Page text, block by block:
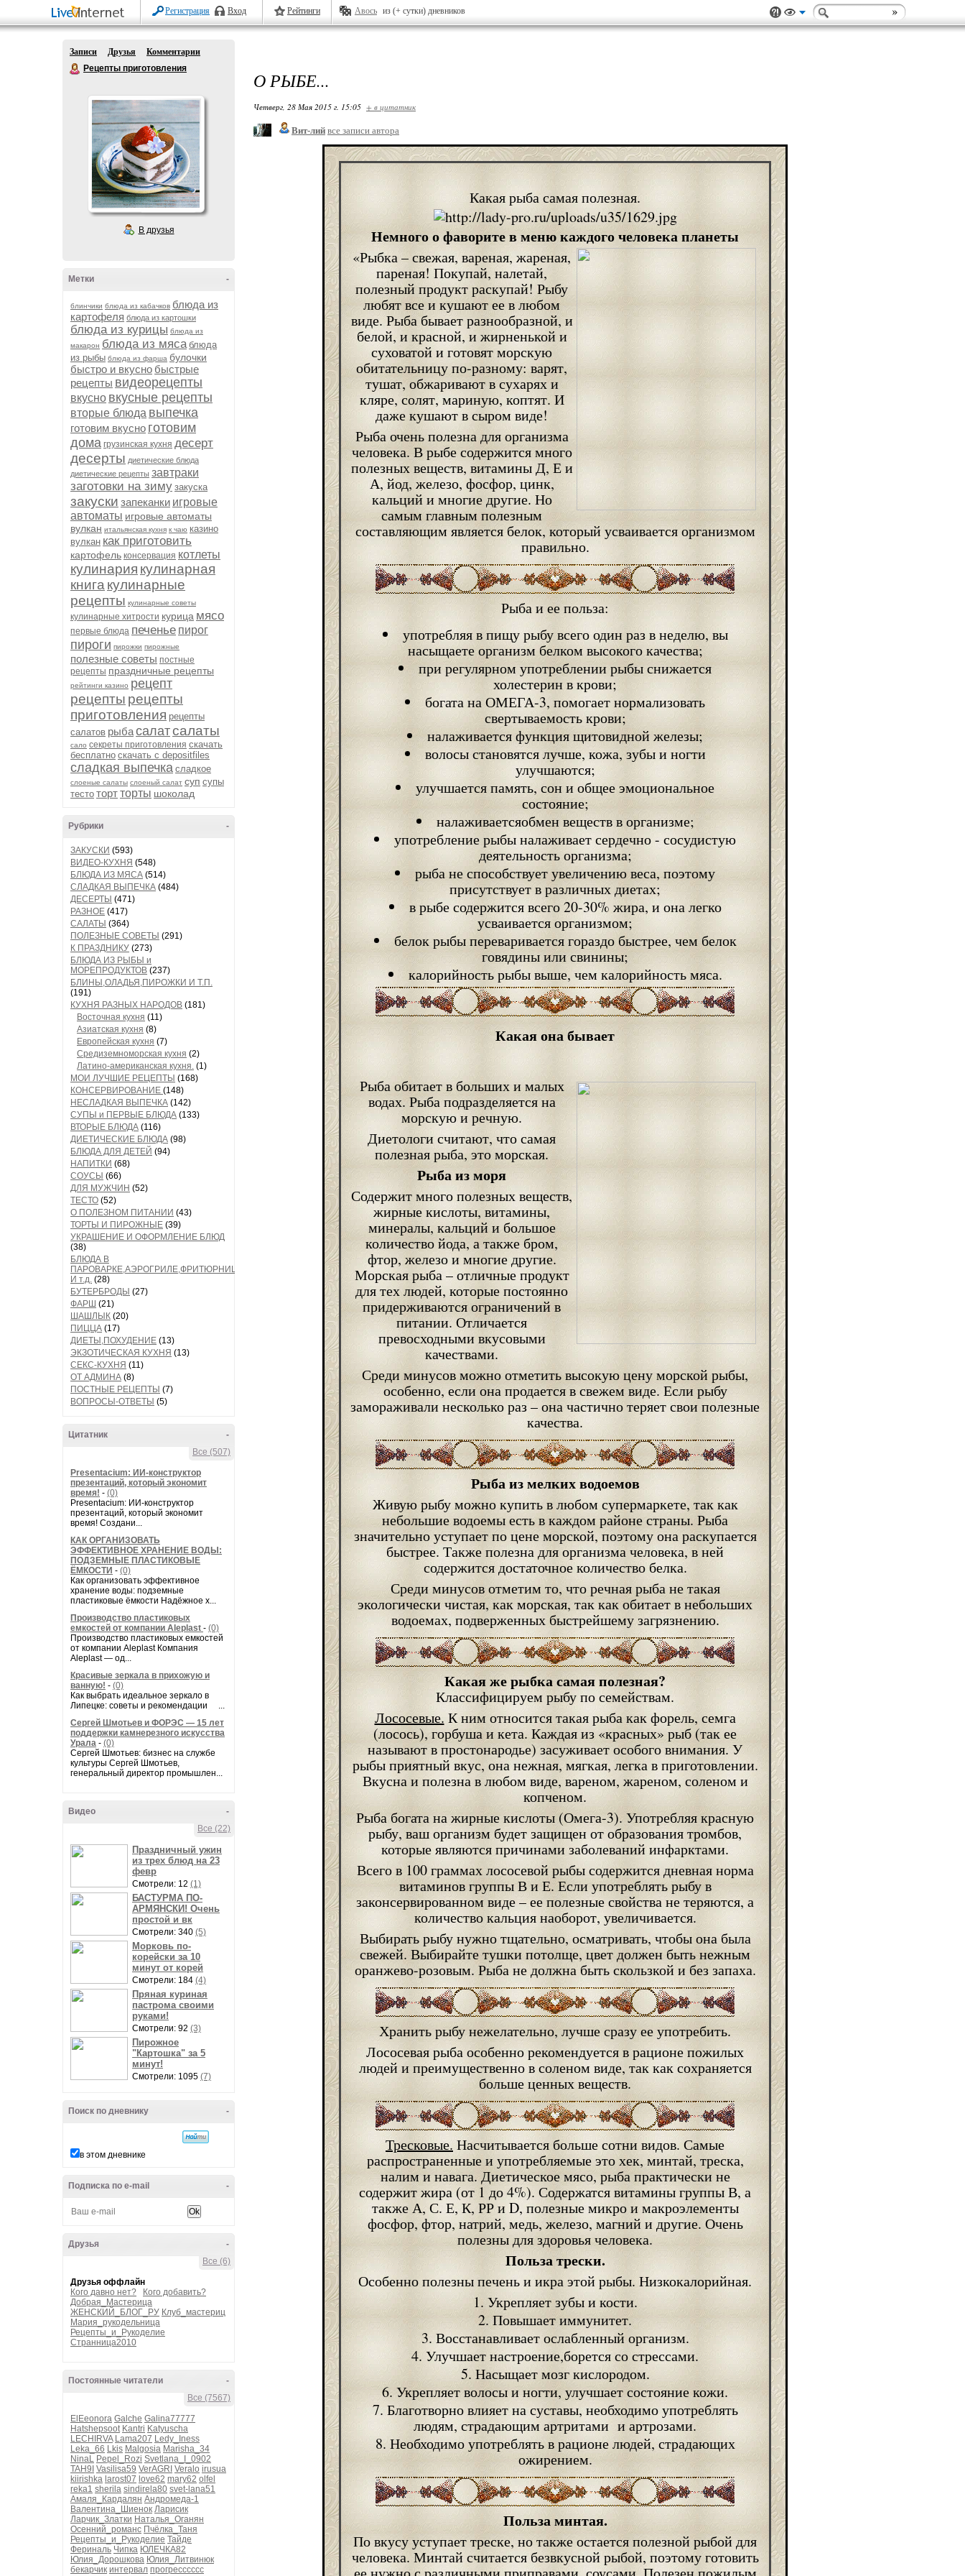
Регистрация Вход Рейтинги Авось из (+ сутки) дневников
Записи Друзья
Комментарии
Рецепты приготовления
В друзья
-
Метки
блинчики блюда из кабачков блюда из
картофеля блюда из картошки
блюда из курицы блюда из
макарон блюда из мяса блюда
из рыбы блюда из фарша булочки
быстро и вкусно быстрые
рецепты видеорецепты
вкусно вкусные рецепты
вторые блюда выпечка
готовим вкусно готовим
дома грузинская кухня десерт
десерты диетические блюда
диетические рецепты завтраки
заготовки на зиму закуска
закуски запеканки игровые
автоматы игровые автоматы
вулкан итальянская кухня к чаю казино
вулкан как приготовить
картофель консервация котлеты
кулинария кулинарная
книга кулинарные
рецепты кулинарные советы
кулинарные хитрости курица мясо
первые блюда печенье пирог
пироги пирожки пирожные
полезные советы постные
рецепты праздничные рецепты
рейтинги казино рецепт
рецепты рецепты
приготовления рецепты
салатов рыбасалатсалаты
сало секреты приготовления скачать
бесплатно скачать с depositfiles
сладкая выпечка сладкое
слоеные салаты слоеный салат суп супы
тесто тортторты шоколад
-
Рубрики
ЗАКУСКИ (593)
ВИДЕО-КУХНЯ (548)
БЛЮДА ИЗ МЯСА (514)
СЛАДКАЯ ВЫПЕЧКА (484)
ДЕСЕРТЫ (471)
РАЗНОЕ (417)
САЛАТЫ (364)
ПОЛЕЗНЫЕ СОВЕТЫ (291)
К ПРАЗДНИКУ (273)
БЛЮДА ИЗ РЫБЫ и
МОРЕПРОДУКТОВ (237)
БЛИНЫ,ОЛАДЬЯ,ПИРОЖКИ И Т.П.
(191)
КУХНЯ РАЗНЫХ НАРОДОВ (181)
Восточная кухня (11)
Азиатская кухня (8)
Европейская кухня (7)
Средиземноморская кухня (2)
Латино-американская кухня. (1)
МОИ ЛУЧШИЕ РЕЦЕПТЫ (168)
КОНСЕРВИРОВАНИЕ (148)
НЕСЛАДКАЯ ВЫПЕЧКА (142)
СУПЫ и ПЕРВЫЕ БЛЮДА (133)
ВТОРЫЕ БЛЮДА (116)
ДИЕТИЧЕСКИЕ БЛЮДА (98)
БЛЮДА ДЛЯ ДЕТЕЙ (94)
НАПИТКИ (68)
СОУСЫ (66)
ДЛЯ МУЖЧИН (52)
ТЕСТО (52)
О ПОЛЕЗНОМ ПИТАНИИ (43)
ТОРТЫ И ПИРОЖНЫЕ (39)
УКРАШЕНИЕ И ОФОРМЛЕНИЕ БЛЮД
(38)
БЛЮДА В
ПАРОВАРКЕ,АЭРОГРИЛЕ,ФРИТЮРНИЦЕ
И т.д. (28)
БУТЕРБРОДЫ (27)
ФАРШ (21)
ШАШЛЫК (20)
ПИЦЦА (17)
ДИЕТЫ,ПОХУДЕНИЕ (13)
ЭКЗОТИЧЕСКАЯ КУХНЯ (13)
СЕКС-КУХНЯ (11)
ОТ АДМИНА (8)
ПОСТНЫЕ РЕЦЕПТЫ (7)
ВОПРОСЫ-ОТВЕТЫ (5)
-
Цитатник
Все (507)
Presentacium: ИИ‑конструктор
презентаций, который экономит
время! - (0)
Presentacium: ИИ‑конструктор
презентаций, который экономит
время! Создани...
КАК ОРГАНИЗОВАТЬ
ЭФФЕКТИВНОЕ ХРАНЕНИЕ ВОДЫ:
ПОДЗЕМНЫЕ ПЛАСТИКОВЫЕ
ЁМКОСТИ - (0)
Как организовать эффективное
хранение воды: подземные
пластиковые ёмкости Надёжное х...
Производство пластиковых
емкостей от компании Aleplast - (0)
Производство пластиковых емкостей
от компании Aleplast Компания
Aleplast — од...
Красивые зеркала в прихожую и
ванную! - (0)
Как выбрать идеальное зеркало в
Липецке: советы и рекомендации ...
Сергей Шмотьев и ФОРЭС — 15 лет
поддержки камнерезного искусства
Урала - (0)
Сергей Шмотьев: бизнес на службе
культуры Сергей Шмотьев,
генеральный директор промышлен...
-
Видео
Все (22)
Праздничный ужин
из трех блюд на 23
февр
Смотрели: 12 (1)
БАСТУРМА ПО-
АРМЯНСКИ! Очень
простой и вк
Смотрели: 340 (5)
Морковь по-
корейски за 10
минут от корей
Смотрели: 184 (4)
Пряная куриная
пастрома своими
руками!
Смотрели: 92 (3)
Пирожное
"Картошка" за 5
минут!
Смотрели: 1095 (7)
-
Поиск по дневнику
в этом дневнике
-
Подписка по e-mail
-
Друзья
Все (6)
Друзья оффлайн
Кого давно нет?
Кого добавить?
Добрая_Мастерица
ЖЕНСКИЙ_БЛОГ_РУ Клуб_мастериц
Мария_рукодельница
Рецепты_и_Рукоделие
Странница2010
-
Постоянные читатели
Все (7567)
ElEeonora Galche Galina77777
Hatshepsoot Kantri Katyuscha
LECHIRVA Lama207 Ledy_Iness
Leka_66 Lkis Malgosia Marisha_34
NinaL Pepel_Rozi Svetlana_I_0902
TAH9I Vasilisa59 VerAGRI Veralo irusua
kiirishka larost07 love62 mary62 olfel
reka1 sherila sindirela80 svet-lana51
Амаля_Кардалян Андромеда-1
Валентина_Шиенок Ларисик
Ларчик_Златки Наталья_Оганян
Осенний_романс Пчёлка_Таня
Рецепты_и_Рукоделие Тайде
Фериналь Чипка ЮЛЕЧКА82
Юлия_Дорошкова Юлия_Литвинюк
бекарчик интервал прогресссссс
О РЫБЕ...
Четверг, 28 Мая 2015 г. 15:05 + в цитатник
Вит-лий все записи автора
Какая рыба самая полезная.
Немного о фаворите в меню каждого человека планеты
«Рыбка – свежая, вареная, жареная,
пареная! Покупай, налетай,
полезный продукт раскупай! Рыбу
любят все и кушают ее в любом
виде. Рыба бывает разнообразной, и
белой, и красной, и жирненькой и
суховатой и готовят морскую
обитательницу по-разному: варят,
тушат, обжаривают в сухарях и
кляре, солят, мариную, коптят. И
даже кушают в сыром виде!
Рыба очень полезна для организма
человека. В рыбе содержится много
полезных веществ, витамины Д, Е и
А, йод, железо, фосфор, цинк,
кальций и многие другие. Но
самым главным полезным
составляющим является белок, который усваивается организмом
правильно.
Рыба и ее польза:
употребляя в пищу рыбу всего один раз в неделю, вы
насыщаете организм белком высокого качества;
при регулярном употреблении рыбы снижается
холестерин в крови;
богата на ОМЕГА-3, помогает нормализовать
свертываемость крови;
налаживается функция щитовидной железы;
волосы становятся лучше, кожа, зубы и ногти
улучшаются;
улучшается память, сон и общее эмоциональное
состояние;
налаживаетсяобмен веществ в организме;
употребление рыбы налаживает сердечно - сосудистую
деятельность организма;
рыба не способствует увеличению веса, поэтому
присутствует в различных диетах;
в рыбе содержится всего 20-30% жира, и она легко
усваивается организмом;
белок рыбы переваривается гораздо быстрее, чем белок
говядины или свинины;
калорийность рыбы выше, чем калорийность мяса.
Какая она бывает
Рыба обитает в больших и малых
водах. Рыба подразделяется на
морскую и речную.
Диетологи считают, что самая
полезная рыба, это морская.
Рыба из моря
Содержит много полезных веществ,
жирные кислоты, витамины,
минералы, кальций и большое
количество йода, а также бром,
фтор, железо и многие другие.
Морская рыба – отличные продукт
для тех людей, которые постоянно
придерживаются ограничений в
питании. Отличается
превосходными вкусовыми
качествами.
Среди минусов можно отметить высокую цену морской рыбы,
особенно, если она продается в свежем виде. Если рыбу
замораживали несколько раз – она частично теряет свои полезные
качества.
Рыба из мелких водоемов
Живую рыбу можно купить в любом супермаркете, так как
небольшие водоемы есть в каждом районе страны. Рыба
значительно уступает по цене морской, поэтому она раскупается
быстрее. Также полезна для организма человека, в ней
содержится достаточное количество белка.
Среди минусов отметим то, что речная рыба не такая
экологически чистая, как морская, так как обитает в небольших
водоемах, подверженных быстрейшему загрязнению.
Какая же рыбка самая полезная?
Классифицируем рыбу по семействам.
Лососевые. К ним относится такая рыба как форель, семга
(лосось), горбуша и кета. Каждая из «красных» рыб (так ее
называют в простонародье) засуживает особого внимания. У
рыбы приятный вкус, она нежная, мягкая, легка в приготовлении.
Вкусна и полезна в любом виде, вареном, жареном, соленом и
копченом.
Рыба богата на жирные кислоты (Омега-3). Употребляя красную
рыбу, ваш организм будет защищен от образования тромбов,
которые являются причинами заболеваний инфарктами.
Всего в 100 граммах лососевой рыбы содержится дневная норма
витаминов группы В и Е. Если употреблять рыбу в
законсервированном виде – ее полезные свойства не теряются, а
количество кальция наоборот, увеличивается.
Выбирать рыбу нужно тщательно, осматривать, чтобы она была
свежей. Выбирайте тушки потолще, цвет должен быть нежным
оранжево-розовым. Рыба не должна быть скользкой и без запаха.
Хранить рыбу нежелательно, лучше сразу ее употребить.
Лососевая рыба особенно рекомендуется в рационе пожилых
людей и преимущественно в соленом виде, так как сохраняется
больше ценных веществ.
Тресковые. Насчитывается больше сотни видов. Самые
распространенные и употребляемые это хек, минтай, треска,
налим и навага. Диетическое мясо, рыба практически не
содержит жира (от 1 до 4%). Содержатся витамины группы В, а
также А, С. Е, К, РР и D, полезные микро и макроэлементы
фосфор, фтор, натрий, медь, железо, магний и другие. Очень
полезны для здоровья человека.
Польза трески.
Особенно полезны печень и икра этой рыбы. Низкокалорийная.
Укрепляет зубы и кости.
Повышает иммунитет.
Восстанавливает ослабленный организм.
Улучшает настроение,борется со стрессами.
Насыщает мозг кислородом.
Укрепляет волосы и ногти, улучшает состояние кожи.
Благотворно влияет на суставы, необходимо употреблять
людям, страдающим артритами и артрозами.
Необходимо употреблять в рационе людей, страдающих
ожирением.
Польза минтая.
По вкусу уступает треске, но также остается полезной рыбой для
человека. Минтай считается безвкусной рыбой, поэтому готовить